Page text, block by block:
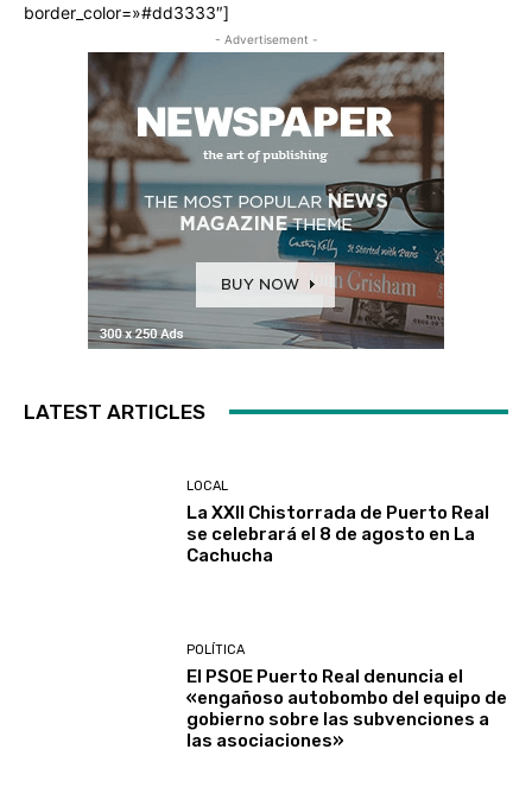
border_color=»#dd3333″]
- Advertisement -
LATEST ARTICLES
LOCAL
La XXII Chistorrada de Puerto Real
se celebrará el 8 de agosto en La
Cachucha
POLÍTICA
El PSOE Puerto Real denuncia el
«engañoso autobombo del equipo de
gobierno sobre las subvenciones a
las asociaciones»